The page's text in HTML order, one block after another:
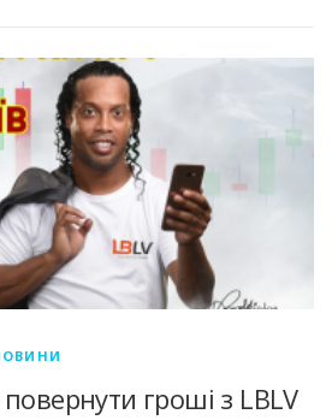
гроші з LBLV